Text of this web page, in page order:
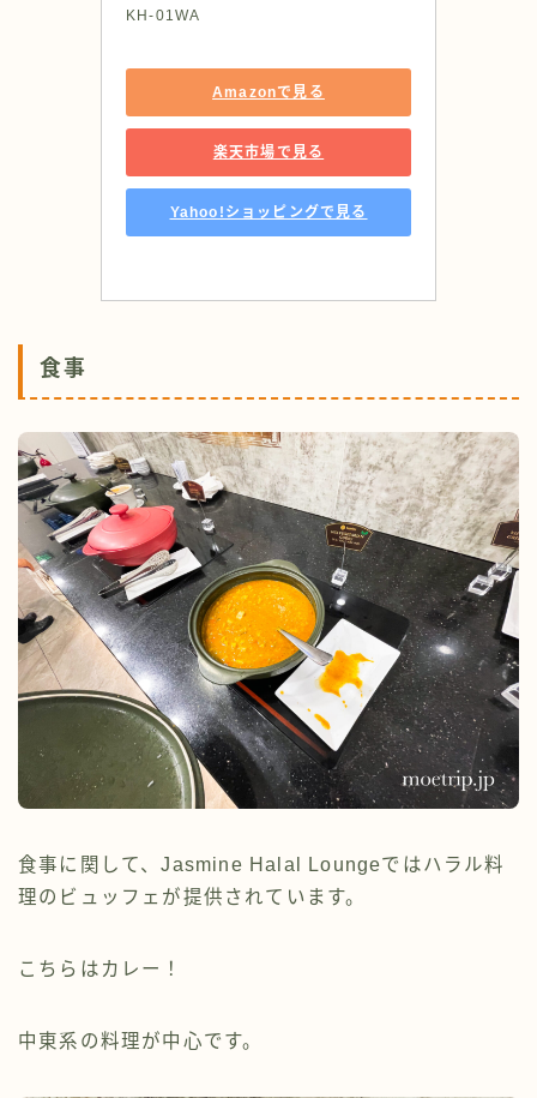
KH-01WA
Amazonで見る
楽天市場で見る
Yahoo!ショッピングで見る
食事
食事に関して、Jasmine Halal Loungeではハラル料
理のビュッフェが提供されています。
こちらはカレー！
中東系の料理が中心です。